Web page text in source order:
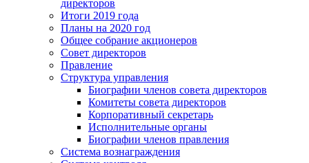
директоров
Итоги 2019 года
Планы на 2020 год
Общее собрание акционеров
Совет директоров
Правление
Структура управления
Биографии членов совета директоров
Комитеты совета директоров
Корпоративный секретарь
Исполнительные органы
Биографии членов правления
Система вознаграждения